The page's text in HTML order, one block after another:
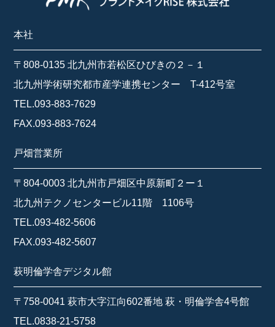
本社
〒808-0135 北九州市若松区ひびきの２－１
北九州学術研究都市産学連携センター T-412号室
TEL.093-883-7629
FAX.093-883-7624
戸畑営業所
〒804-0003 北九州市戸畑区中原新町２ー１
北九州テクノセンタービル11階 1106号
TEL.093-482-5606
FAX.093-482-5607
萩明倫学舎デジタル館
〒758-0041 萩市大字江向602番地 萩・明倫学舎4号館
TEL.0838-21-5758